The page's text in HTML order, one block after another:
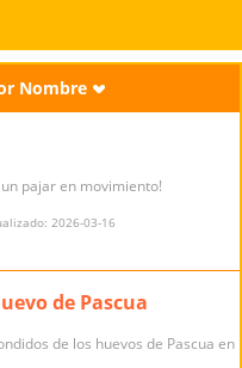
Nombre
pajar en movimiento!
2026-03-16
de Pascua
de los huevos de Pascua en